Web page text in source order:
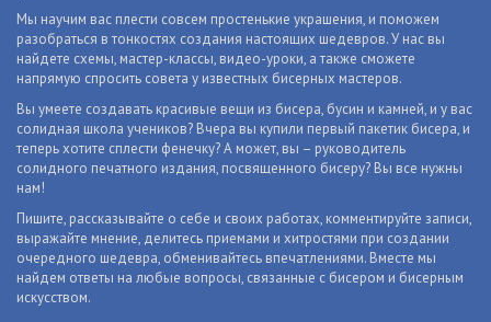
Мы научим вас плести совсем простенькие украшения, и поможем
разобраться в тонкостях создания настоящих шедевров. У нас вы
найдете схемы, мастер-классы, видео-уроки, а также сможете
напрямую спросить совета у известных бисерных мастеров.
Вы умеете создавать красивые вещи из бисера, бусин и камней, и у вас
солидная школа учеников? Вчера вы купили первый пакетик бисера, и
теперь хотите сплести фенечку? А может, вы – руководитель
солидного печатного издания, посвященного бисеру? Вы все нужны
нам!
Пишите, рассказывайте о себе и своих работах, комментируйте записи,
выражайте мнение, делитесь приемами и хитростями при создании
очередного шедевра, обменивайтесь впечатлениями. Вместе мы
найдем ответы на любые вопросы, связанные с бисером и бисерным
искусством.